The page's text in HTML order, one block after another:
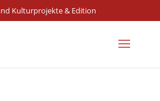
Kulturprojekte & Edition